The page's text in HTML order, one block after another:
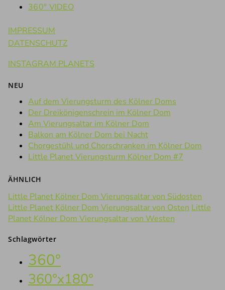
360° VIDEO
IMPRESSUM
DATENSCHUTZ
INSTAGRAM PLANETS
NEU
Auf dem Vierungsturm des Kölner Doms
Der Dreikönigenschrein im Kölner Dom
Am Vierungsaltar im Kölner Dom
Balkon am Kölner Dom bei Nacht
Chorgestühl und Chorschranken im Kölner Dom
Little Planet Vierungsturm Kölner Dom #7
ÄHNLICH
Little Planet Kölner Dom Vierungsaltar von Südosten
Little Planet Kölner Dom Vierungsaltar von Osten Little
Planet Kölner Dom Vierungsaltar von Westen
Schlagwörter
360°
360°x180°